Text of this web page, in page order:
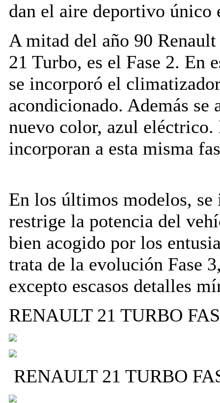
dan el aire deportivo único
A mitad del año 90
21 Turbo, es el Fase 2. En
se incorporó el
acondicionado. Además se
nuevo color, azul
incorporan a esta misma
En los últimos modelos,
restrige la potencia del
bien acogido por los
trata de la evolución Fase
excepto escasos detalles
RENAULT 21 TURBO
RENAULT 21 TURBO